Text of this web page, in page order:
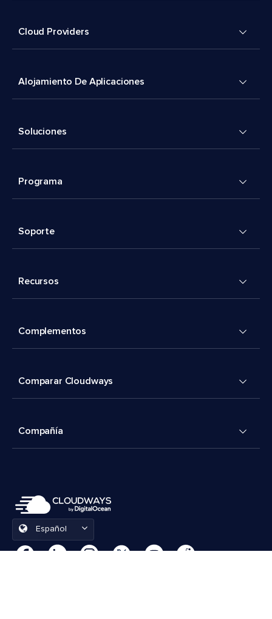
Cloud Providers
Alojamiento De Aplicaciones
Soluciones
Programa
Soporte
Recursos
Complementos
Comparar Cloudways
Compañía
Español